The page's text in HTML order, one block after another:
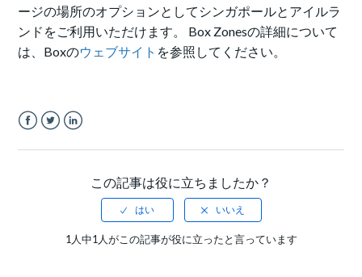
ージの場所のオプションとしてシンガポールとアイルラ
ンドをご利用いただけます。 Box Zonesの詳細について
は、Boxのウェブサイト を参照してください。
この記事は役に立ちましたか？
1人中1人がこの記事が役に立ったと言っています